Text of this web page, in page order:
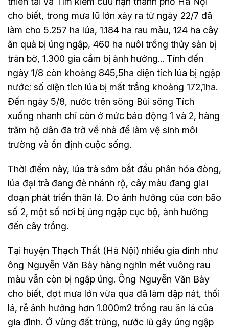
cho biết, trong mưa lũ lớn xảy ra từ ngày 22/7 đã
làm cho 5.257 ha lúa, 1.184 ha rau màu, 124 ha cây
ăn quả bị úng ngập, 460 ha nuôi trồng thủy sản bị
tràn bờ, 1.300 gia cầm bị ảnh hưởng... Tính đến
ngày 1/8 còn khoảng 845,5ha diện tích lúa bị ngập
nước; số diện tích lúa bị mất trắng khoảng 172,1ha.
Đến ngày 5/8, nước trên sông Bùi sông Tích
xuống nhanh chỉ còn ở mức báo động 1 và 2, hàng
trăm hộ dân đã trở về nhà để làm vệ sinh môi
trường và ổn định cuộc sống.
Thời điểm này, lúa trà sớm bắt đầu phân hóa đòng,
lúa đại trà đang đẻ nhánh rộ, cây màu đang giai
đoạn phát triển thân lá. Do ảnh hưởng của cơn bão
số 2, một số nơi bị úng ngập cục bộ, ảnh hưởng
đến cây trồng.
Tại huyện Thạch Thất (Hà Nội) nhiều gia đình như
ông Nguyễn Văn Bảy hàng nghìn mét vuông rau
màu vẫn còn bị ngập úng. Ông Nguyễn Văn Bảy
cho biết, đợt mưa lớn vừa qua đã làm dập nát, thối
lá, rễ ảnh hưởng hơn 1.000m2 trồng rau ăn lá của
gia đình. Ở vùng đất trũng, nước lũ gây úng ngập